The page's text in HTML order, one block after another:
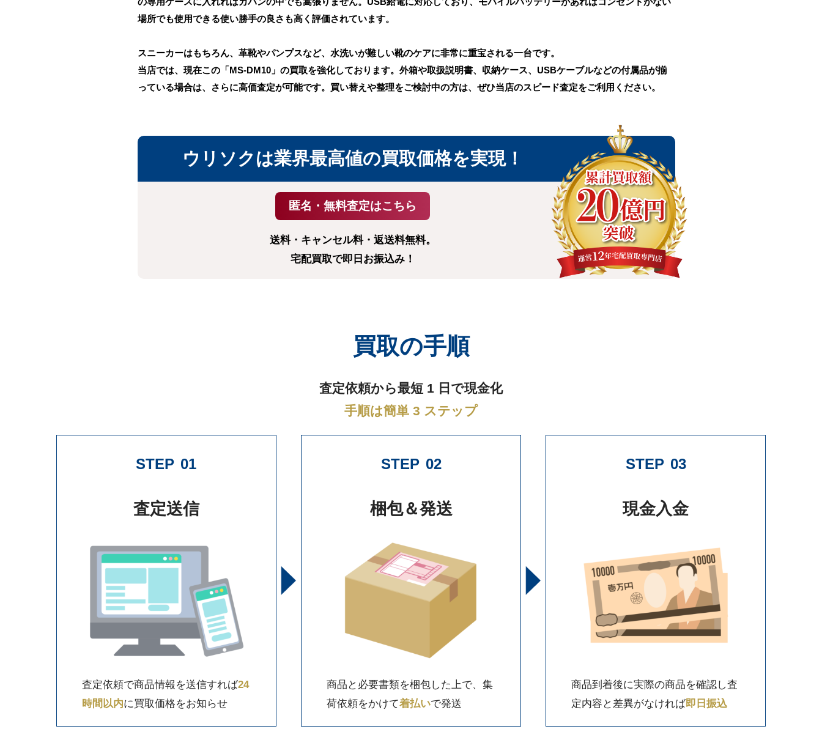
場所でも使用できる使い勝手の良さも高く評価されています。
スニーカーはもちろん、革靴やパンプスなど、水洗いが難しい靴のケアに非常に重宝される一台です。
当店では、現在この「MS-DM10」の買取を強化しております。外箱や取扱説明書、収納ケース、USBケーブルなどの付属品が揃
っている場合は、さらに高価査定が可能です。買い替えや整理をご検討中の方は、ぜひ当店のスピード査定をご利用ください。
ウリソクは業界最高値の買取価格を実現！
送料・キャンセル料・返送料無料。
宅配買取で即日お振込み！
買取の手順
査定依頼から最短 1 日で現金化
手順は簡単 3 ステップ
STEP 01
査定送信
査定依頼で商品情報を送信すれば24
時間以内に買取価格をお知らせ
STEP 02
梱包＆発送
商品と必要書類を梱包した上で、集
荷依頼をかけて着払いで発送
STEP 03
現金入金
商品到着後に実際の商品を確認し査
定内容と差異がなければ即日振込